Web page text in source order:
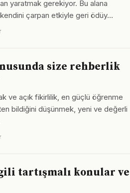
yaratmak gerekiyor. Bu alana
kendini çarpan etkiyle geri ödüy…
size rehberlik
ve açık fikirlilik, en güçlü öğrenme
bildiğini düşünmek, yeni ve değerli
tartışmalı konular ve